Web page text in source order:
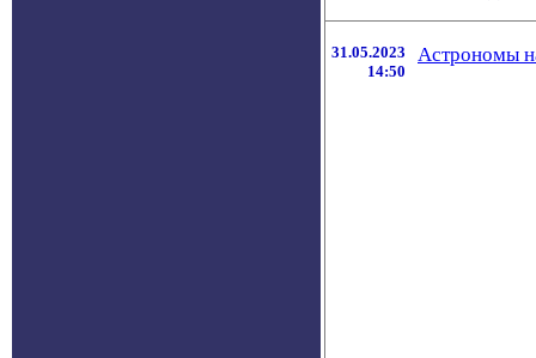
31.05.2023
14:50
Астрономы